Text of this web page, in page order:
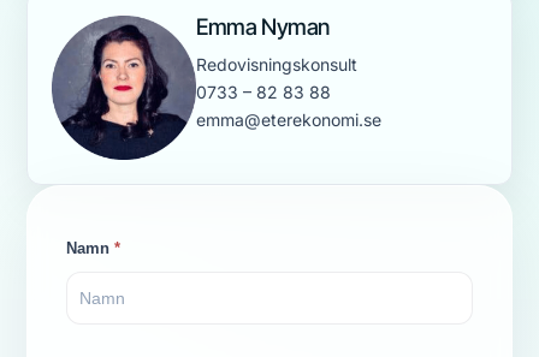
Emma Nyman
Redovisningskonsult
0733 – 82 83 88
emma@eterekonomi.se
Kontaktformulär
Namn*